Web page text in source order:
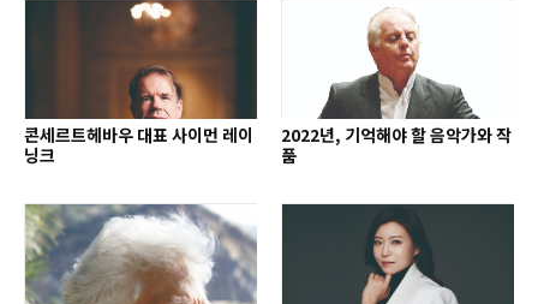
콘세르트헤바우 대표 사이먼 레이
닝크
2022년, 기억해야 할 음악가와 작
품